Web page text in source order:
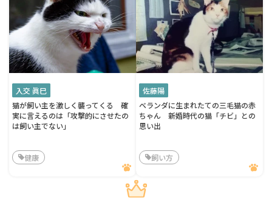
入交 眞巳
猫が飼い主を激しく襲ってくる 確
実に言えるのは「攻撃的にさせたの
は飼い主でない」
健康
佐藤陽
ベランダに生まれたての三毛猫の赤
ちゃん 新婚時代の猫「チビ」との
思い出
飼い方